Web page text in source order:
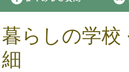
暮らしの学校
細